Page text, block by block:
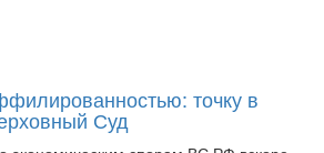
точку в
Суд